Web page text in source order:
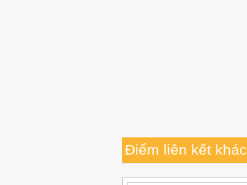
Điểm liên kết khác